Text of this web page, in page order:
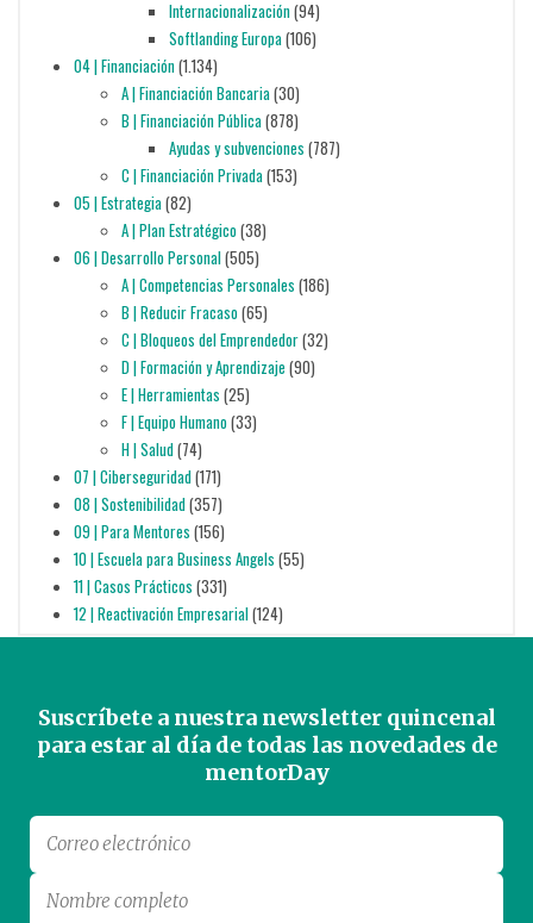
Internacionalización(94)
Softlanding Europa(106)
04 | Financiación(1.134)
A | Financiación Bancaria(30)
B | Financiación Pública(878)
Ayudas y subvenciones (787)
C | Financiación Privada(153)
05 | Estrategia(82)
A | Plan Estratégico(38)
06 | Desarrollo Personal(505)
A | Competencias Personales (186)
B | Reducir Fracaso(65)
C | Bloqueos del Emprendedor(32)
D | Formación y Aprendizaje (90)
E | Herramientas (25)
F | Equipo Humano(33)
H | Salud(74)
07 | Ciberseguridad(171)
08 | Sostenibilidad(357)
09 | Para Mentores (156)
10 | Escuela para Business Angels (55)
11 | Casos Prácticos (331)
12 | Reactivación Empresarial(124)
Suscríbete a nuestra newsletter quincenal
para estar al día de todas las novedades de
mentorDay